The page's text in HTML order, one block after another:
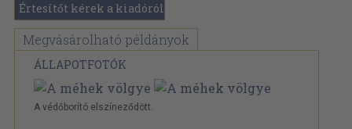
Értesítőt kérek a kiadóról
Megvásárolható példányok
ÁLLAPOTFOTÓK
A védőborító elszíneződött.